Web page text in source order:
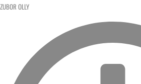
ZUBOR OLLY